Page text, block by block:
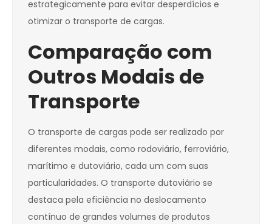
estrategicamente para evitar desperdícios e
otimizar o transporte de cargas.
Comparação com
Outros Modais de
Transporte
O transporte de cargas pode ser realizado por
diferentes modais, como rodoviário, ferroviário,
marítimo e dutoviário, cada um com suas
particularidades. O transporte dutoviário se
destaca pela eficiência no deslocamento
contínuo de grandes volumes de produtos